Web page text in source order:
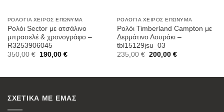
ΡΟΛΌΓΙΑ ΧΕΙΡΌΣ ΕΠΏΝΥΜΑ
Ρολόι Sector με ατσάλινο
μπρασελέ & χρονογράφο –
R3253906045
350,00€
Original
190,00 €Current
ΡΟΛΌΓΙΑ ΧΕΙΡΌΣ ΕΠΏΝΥΜΑ
Ρολόι Timberland Campton με
Δερμάτινο Λουράκι –
tbl15129jsu_03
235,00€ Original
200,00 €Current
ΣΧΕΤΙΚΑ ΜΕ ΕΜΑΣ